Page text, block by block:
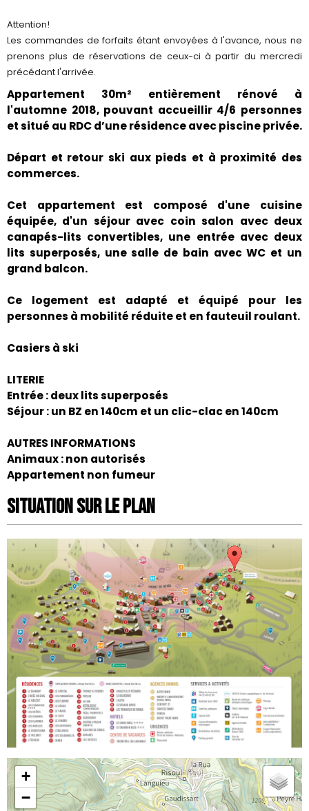
Attention!
Les commandes de forfaits étant envoyées à l'avance, nous ne
prenons plus de réservations de ceux-ci à partir du mercredi
précédant l'arrivée.
Appartement 30m² entièrement rénové à
l'automne 2018, pouvant accueillir 4/6 personnes
et situé au RDC d’une résidence avec piscine privée.
Départ et retour ski aux pieds et à proximité des
commerces.
Cet appartement est composé d'une cuisine
équipée, d'un séjour avec coin salon avec deux
canapés-lits convertibles, une entrée avec deux
lits superposés, une salle de bain avec WC et un
grand balcon.
Ce logement est adapté et équipé pour les
personnes à mobilité réduite et en fauteuil roulant.
Casiers à ski
LITERIE
Entrée : deux lits superposés
Séjour : un BZ en 140cm et un clic-clac en 140cm
AUTRES INFORMATIONS
Animaux : non autorisés
Appartement non fumeur
Situation sur le Plan
+
−